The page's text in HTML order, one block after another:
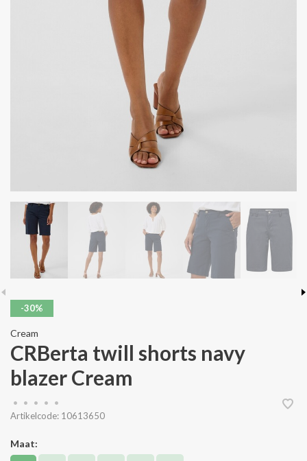
-30%
Cream
CRBerta twill shorts navy
blazer Cream
• • • •
•
Artikelcode: 10613650
Maat: